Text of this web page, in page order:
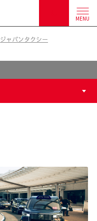
MENU
ジャパンタクシー